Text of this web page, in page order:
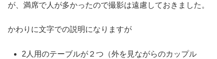
が、満席で人が多かったので撮影は遠慮しておきました。
かわりに文字での説明になりますが
2人用のテーブルが２つ（外を見ながらのカップル